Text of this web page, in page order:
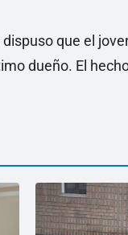
que el
dueño. El